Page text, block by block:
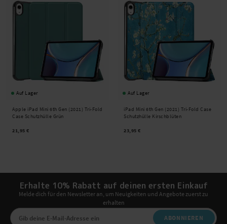
Auf Lager
Apple iPad Mini 6th Gen (2021) Tri-Fold
Case Schutzhülle Grün
21,95 €
Auf Lager
iPad Mini 6th Gen (2021) Tri-Fold Case
Schutzhülle Kirschblüten
23,95 €
Erhalte 10% Rabatt auf deinen ersten Einkauf
Melde dich für den Newsletter an, um Neuigkeiten und Angebote zuerst zu
erhalten
ABONNIEREN